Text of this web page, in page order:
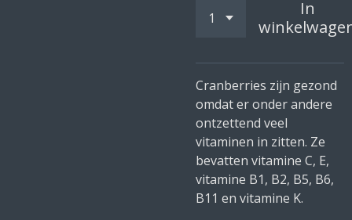
In
Cranberries zijn gezond
omdat er onder andere
ontzettend veel
vitaminen in zitten. Ze
bevatten vitamine C, E,
vitamine B1, B2, B5, B6,
B11 en vitamine K.